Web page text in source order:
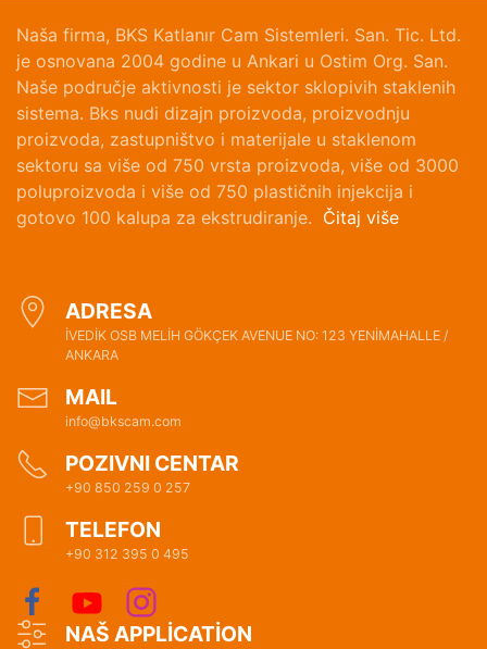
Naša firma, BKS Katlanır Cam Sistemleri. San. Tic. Ltd.
je osnovana 2004 godine u Ankari u Ostim Org. San.
Naše područje aktivnosti je sektor sklopivih staklenih
sistema. Bks nudi dizajn proizvoda, proizvodnju
proizvoda, zastupništvo i materijale u staklenom
sektoru sa više od 750 vrsta proizvoda, više od 3000
poluproizvoda i više od 750 plastičnih injekcija i
gotovo 100 kalupa za ekstrudiranje. Čitaj više
ADRESA
İVEDİK OSB MELİH GÖKÇEK AVENUE NO: 123 YENİMAHALLE /
ANKARA
MAIL
info@bkscam.com
POZIVNI CENTAR
+90 850 259 0 257
TELEFON
+90 312 395 0 495
NAŠ APPLİCATİON